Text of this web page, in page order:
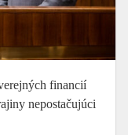
financií
nepostačujúci